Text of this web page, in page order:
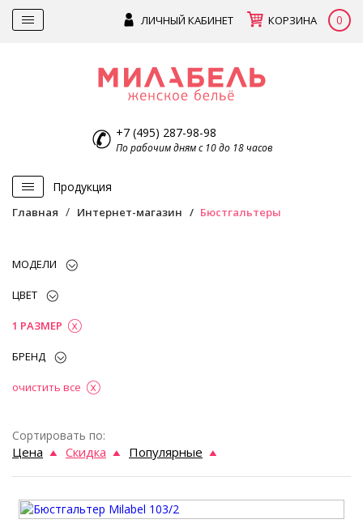
ЛИЧНЫЙ КАБИНЕТ КОРЗИНА 0
+7 (495) 287-98-98
По рабочим дням с 10 до 18 часов
Продукция
Главная Интернет-магазин Бюстгальтеры
МОДЕЛИ
ЦВЕТ
1 РАЗМЕР
БРЕНД
очистить все
Сортировать по:
Цена Скидка Популярные